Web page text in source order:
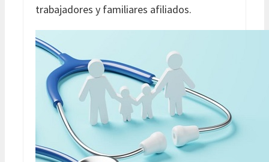
trabajadores y familiares afiliados.